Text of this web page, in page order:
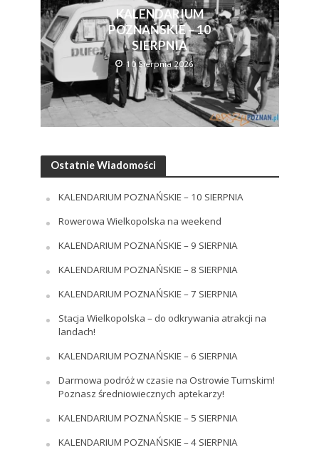
KALENDARIUM
POZNAŃSKIE – 10
SIERPNIA
10 Sierpnia 2026
Ostatnie Wiadomości
KALENDARIUM POZNAŃSKIE – 10 SIERPNIA
Rowerowa Wielkopolska na weekend
KALENDARIUM POZNAŃSKIE – 9 SIERPNIA
KALENDARIUM POZNAŃSKIE – 8 SIERPNIA
KALENDARIUM POZNAŃSKIE – 7 SIERPNIA
Stacja Wielkopolska – do odkrywania atrakcji na
landach!
KALENDARIUM POZNAŃSKIE – 6 SIERPNIA
Darmowa podróż w czasie na Ostrowie Tumskim!
Poznasz średniowiecznych aptekarzy!
KALENDARIUM POZNAŃSKIE – 5 SIERPNIA
KALENDARIUM POZNAŃSKIE – 4 SIERPNIA